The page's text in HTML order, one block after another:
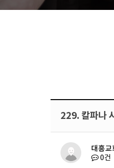
229. 칼파나
대흥교
0건